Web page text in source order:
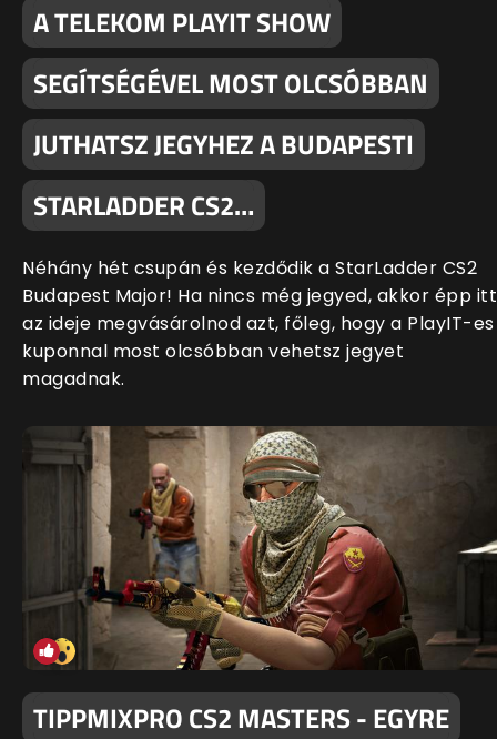
A TELEKOM PLAYIT SHOW
SEGÍTSÉGÉVEL MOST OLCSÓBBAN
JUTHATSZ JEGYHEZ A BUDAPESTI
STARLADDER CS2…
Néhány hét csupán és kezdődik a StarLadder CS2
Budapest Major! Ha nincs még jegyed, akkor épp itt
az ideje megvásárolnod azt, főleg, hogy a PlayIT-es
kuponnal most olcsóbban vehetsz jegyet
magadnak.
TIPPMIXPRO CS2 MASTERS - EGYRE